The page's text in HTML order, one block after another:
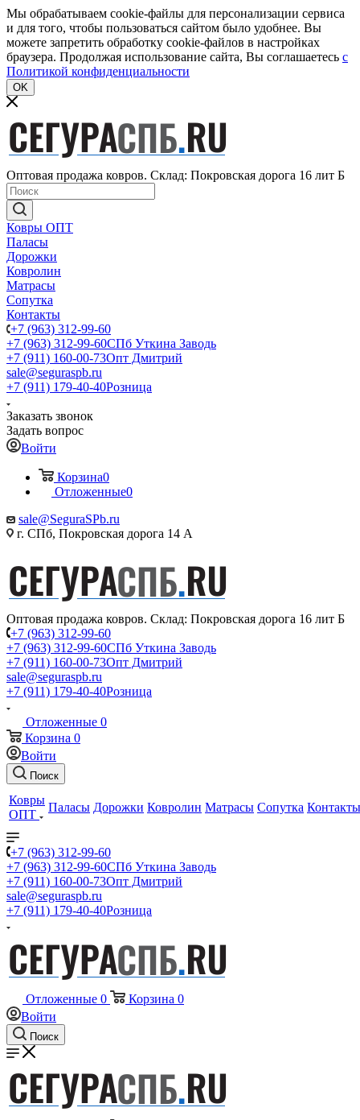
Мы обрабатываем cookie-файлы для персонализации сервиса
и для того, чтобы пользоваться сайтом было удобнее. Вы
можете запретить обработку cookie-файлов в настройках
браузера. Продолжая использование сайта, Вы соглашаетесь c
Политикой конфиденциальности
OK
Оптовая продажа ковров. Склад: Покровская дорога 16 лит Б
Ковры ОПТ
Паласы
Дорожки
Ковролин
Матрасы
Сопутка
Контакты
+7 (963) 312-99-60
+7 (963) 312-99-60СПб Уткина Заводь
+7 (911) 160-00-73Опт Дмитрий
sale@seguraspb.ru
+7 (911) 179-40-40Розница
Заказать звонок
Задать вопрос
Войти
Корзина0
Отложенные0
sale@SeguraSPb.ru
г. СПб, Покровская дорога 14 А
Оптовая продажа ковров. Склад: Покровская дорога 16 лит Б
+7 (963) 312-99-60
+7 (963) 312-99-60СПб Уткина Заводь
+7 (911) 160-00-73Опт Дмитрий
sale@seguraspb.ru
+7 (911) 179-40-40Розница
Отложенные 0
Корзина 0
Войти
Поиск
Ковры
ОПТ
Паласы Дорожки Ковролин Матрасы Сопутка Контакты
+7 (963) 312-99-60
+7 (963) 312-99-60СПб Уткина Заводь
+7 (911) 160-00-73Опт Дмитрий
sale@seguraspb.ru
+7 (911) 179-40-40Розница
Отложенные 0 Корзина 0
Войти
Поиск